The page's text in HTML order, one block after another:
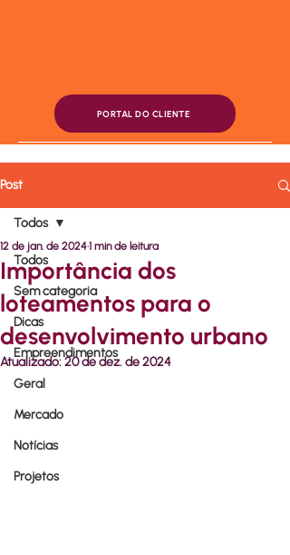
PORTAL DO CLIENTE
Post
Todos
Sem categoria
Dicas
Empreendimentos
Geral
Mercado
Notícias
Projetos
Todos
Importância dos
loteamentos para o
desenvolvimento urbano
12 de jan. de 20241 min de leitura
Atualizado:20 de dez. de 2024